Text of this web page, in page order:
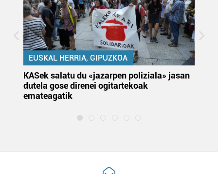
EUSKAL HERRIA, GIPUZKOA
KASek salatu du «jazarpen poliziala» jasan
dutela gose direnei ogitartekoak
emateagatik